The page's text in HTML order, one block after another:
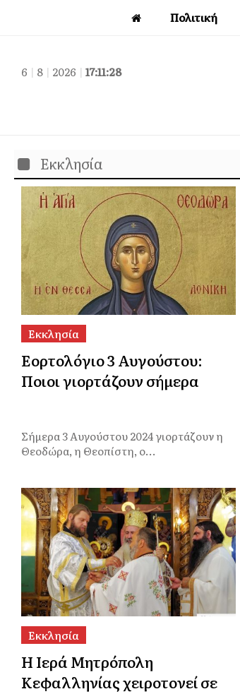
Πολιτική
6 | 8 | 2026 | 17:11:29
Εκκλησία
Εκκλησία
Εορτολόγιο 3 Αυγούστου:
Ποιοι γιορτάζουν σήμερα
Σήμερα 3 Αυγούστου 2024 γιορτάζουν η
Θεοδώρα, η Θεοπίστη, ο...
Εκκλησία
Η Ιερά Μητρόπολη
Κεφαλληνίας χειροτονεί σε